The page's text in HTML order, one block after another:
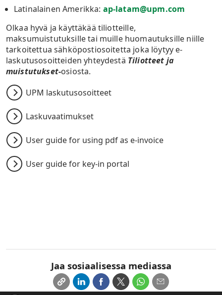
Latinalainen Amerikka: ap-latam@upm.com
Olkaa hyvä ja käyttäkää tiliotteille,
maksumuistutuksille tai muille huomautuksille niille
tarkoitettua sähköpostiosoitetta joka löytyy e-
laskutusosoitteiden yhteydestä Tiliotteet ja
muistutukset-osiosta.
UPM laskutusosoitteet
Laskuvaatimukset
User guide for using pdf as e-invoice
User guide for key-in portal
Jaa sosiaalisessa mediassa